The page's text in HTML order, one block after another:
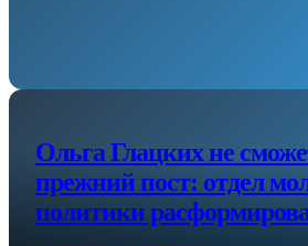
Ольга Глацких не
прежний пост: отдел
политики